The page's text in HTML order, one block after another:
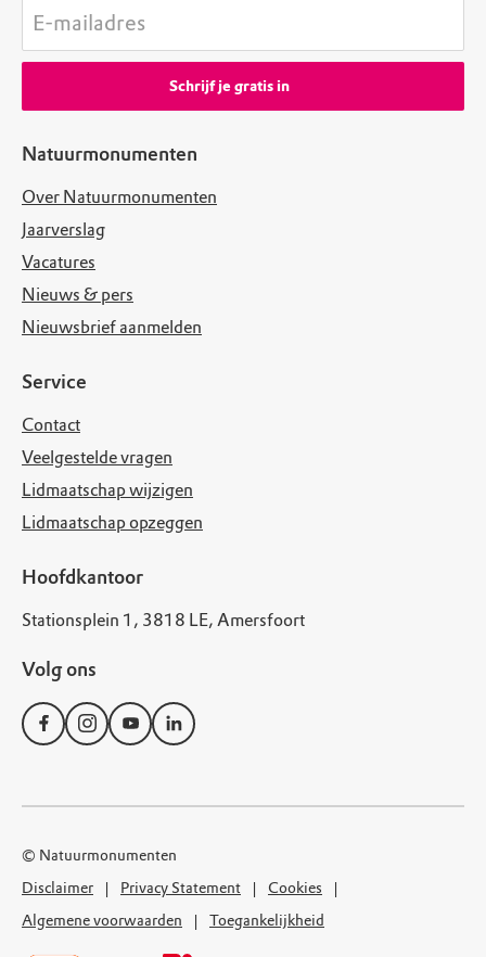
Natuurmonumenten
Over Natuurmonumenten
Jaarverslag
Vacatures
Nieuws & pers
Nieuwsbrief aanmelden
Service
Contact
Veelgestelde vragen
Lidmaatschap wijzigen
Lidmaatschap opzeggen
Hoofdkantoor
Stationsplein 1, 3818 LE, Amersfoort
Volg ons
E-mailadres
Schrijf je gratis in
© Natuurmonumenten
Disclaimer
Privacy Statement
Cookies
Algemene voorwaarden
Toegankelijkheid